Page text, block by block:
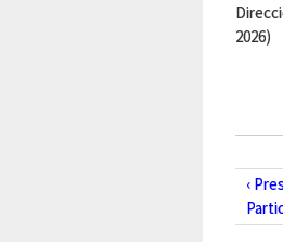
2026)
‹